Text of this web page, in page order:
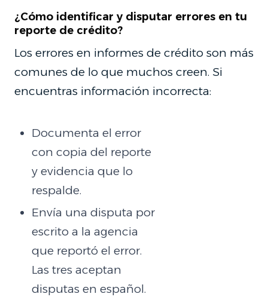
¿Cómo identificar y disputar errores en tu
reporte de crédito?
Los errores en informes de crédito son más
comunes de lo que muchos creen. Si
encuentras información incorrecta:
Documenta el error
con copia del reporte
y evidencia que lo
respalde.
Envía una disputa por
escrito a la agencia
que reportó el error.
Las tres aceptan
disputas en español.